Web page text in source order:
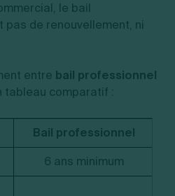
le bail
de renouvellement, ni
entre bail professionnel
tableau comparatif :
Bail professionnel
6 ans minimum